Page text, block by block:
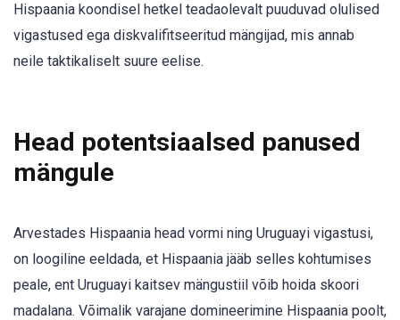
Hispaania koondisel hetkel teadaolevalt puuduvad olulised
vigastused ega diskvalifitseeritud mängijad, mis annab
neile taktikaliselt suure eelise.
Head potentsiaalsed panused
mängule
Arvestades Hispaania head vormi ning Uruguayi vigastusi,
on loogiline eeldada, et Hispaania jääb selles kohtumises
peale, ent Uruguayi kaitsev mängustiil võib hoida skoori
madalana. Võimalik varajane domineerimine Hispaania poolt,